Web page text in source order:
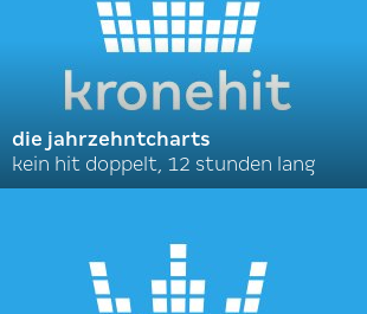
die jahrzehntcharts
kein hit doppelt, 12 stunden lang